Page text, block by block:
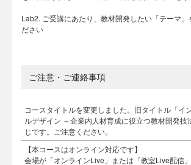
Lab2. ご受講にあたり、教材開発したい「テーマ」
ださい
ご注意・ご連絡事項
コースタイトルを変更しました。旧タイトル「イ
ルデザイン ～企業内人材育成に役立つ教材開発技
じです。ご注意ください。
【本コースはオンライン対応です】
会場が「オンラインLive」または「教室Live配信